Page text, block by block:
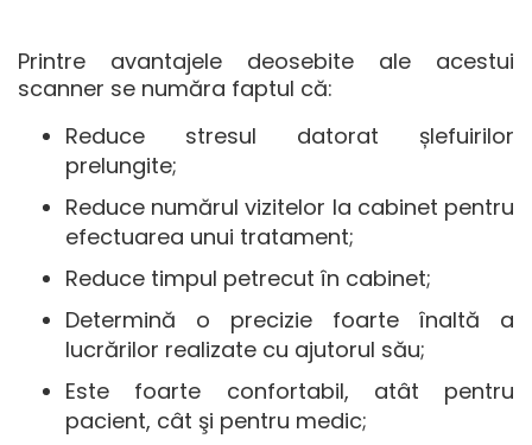
Printre avantajele deosebite ale acestui
scanner se număra faptul că:
Reduce stresul datorat șlefuirilor
prelungite;
Reduce numărul vizitelor la cabinet pentru
efectuarea unui tratament;
Reduce timpul petrecut în cabinet;
Determină o precizie foarte înaltă a
lucrărilor realizate cu ajutorul său;
Este foarte confortabil, atât pentru
pacient, cât şi pentru medic;